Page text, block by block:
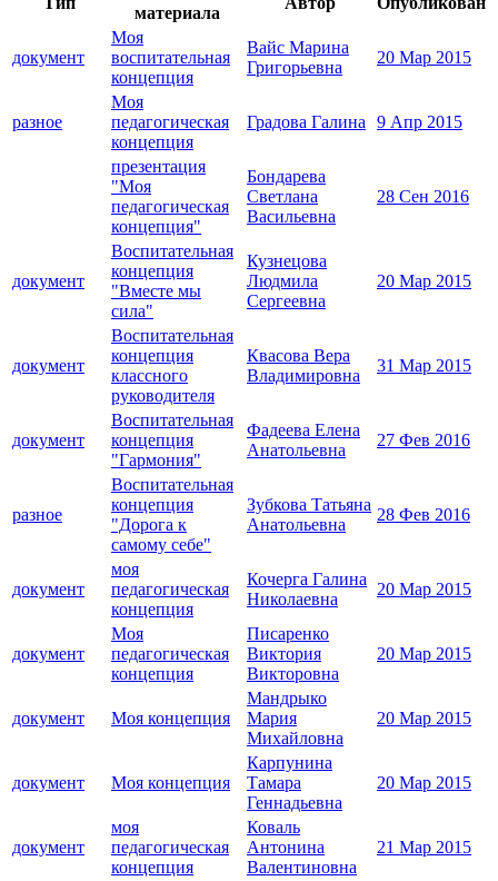
материала
документ
Моя
воспитательная
концепция
Вайс Марина
Григорьевна
20 Мар 2015
разное
Моя
педагогическая
концепция
Градова Галина 9 Апр 2015
презентация
"Моя
педагогическая
концепция"
Бондарева
Светлана
Васильевна
28 Сен 2016
документ
Воспитательная
концепция
"Вместе мы
сила"
Кузнецова
Людмила
Сергеевна
20 Мар 2015
документ
Воспитательная
концепция
классного
руководителя
Квасова Вера
Владимировна
31 Мар 2015
документ
Воспитательная
концепция
"Гармония"
Фадеева Елена
Анатольевна
27 Фев 2016
разное
Воспитательная
концепция
"Дорога к
самому себе"
Зубкова Татьяна
Анатольевна
28 Фев 2016
документ
моя
педагогическая
концепция
Кочерга Галина
Николаевна
20 Мар 2015
документ
Моя
педагогическая
концепция
Писаренко
Виктория
Викторовна
20 Мар 2015
документ Моя концепция
Мандрыко
Мария
Михайловна
20 Мар 2015
документ Моя концепция
Карпунина
Тамара
Геннадьевна
20 Мар 2015
документ
моя
педагогическая
концепция
Коваль
Антонина
Валентиновна
21 Мар 2015